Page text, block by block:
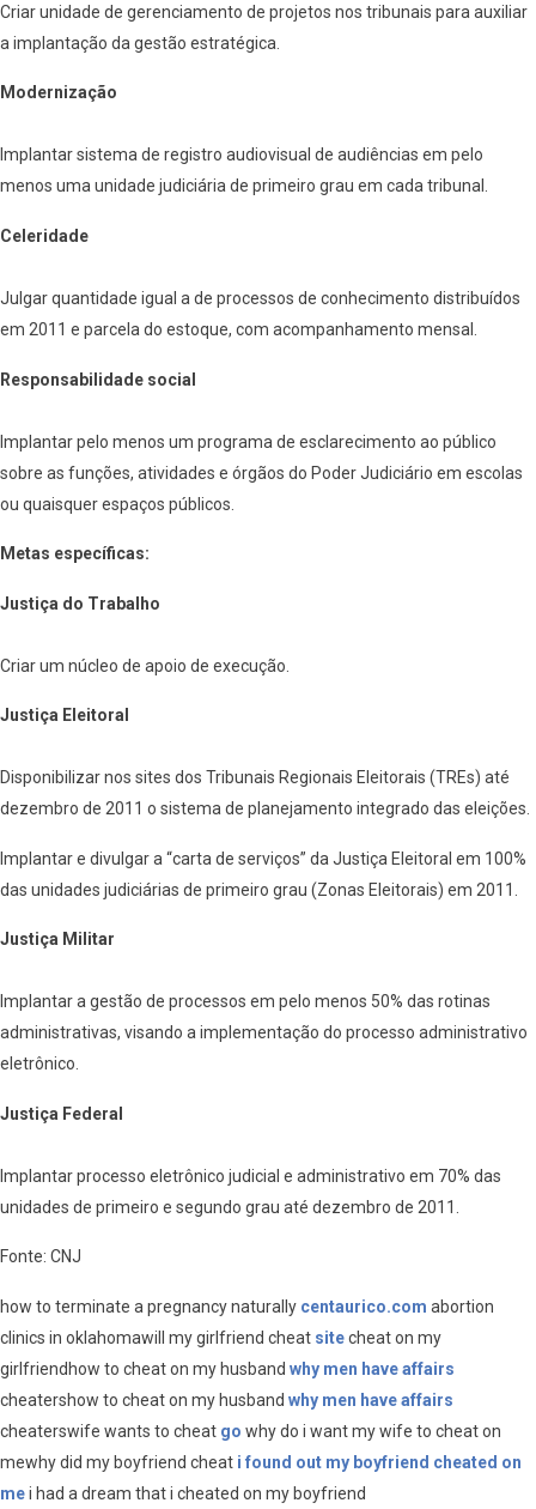
Criar unidade de gerenciamento de projetos nos tribunais para auxiliar
a implantação da gestão estratégica.
Modernização
Implantar sistema de registro audiovisual de audiências em pelo
menos uma unidade judiciária de primeiro grau em cada tribunal.
Celeridade
Julgar quantidade igual a de processos de conhecimento distribuídos
em 2011 e parcela do estoque, com acompanhamento mensal.
Responsabilidade social
Implantar pelo menos um programa de esclarecimento ao público
sobre as funções, atividades e órgãos do Poder Judiciário em escolas
ou quaisquer espaços públicos.
Metas específicas:
Justiça do Trabalho
Criar um núcleo de apoio de execução.
Justiça Eleitoral
Disponibilizar nos sites dos Tribunais Regionais Eleitorais (TREs) até
dezembro de 2011 o sistema de planejamento integrado das eleições.
Implantar e divulgar a “carta de serviços” da Justiça Eleitoral em 100%
das unidades judiciárias de primeiro grau (Zonas Eleitorais) em 2011.
Justiça Militar
Implantar a gestão de processos em pelo menos 50% das rotinas
administrativas, visando a implementação do processo administrativo
eletrônico.
Justiça Federal
Implantar processo eletrônico judicial e administrativo em 70% das
unidades de primeiro e segundo grau até dezembro de 2011.
Fonte: CNJ
how to terminate a pregnancy naturally centaurico.com abortion
clinics in oklahomawill my girlfriend cheat sitecheat on my
girlfriendhow to cheat on my husband why men have affairs
cheatershow to cheat on my husband why men have affairs
cheaterswife wants to cheat go why do i want my wife to cheat on
mewhy did my boyfriend cheat i found out my boyfriend cheated on
mei had a dream that i cheated on my boyfriend